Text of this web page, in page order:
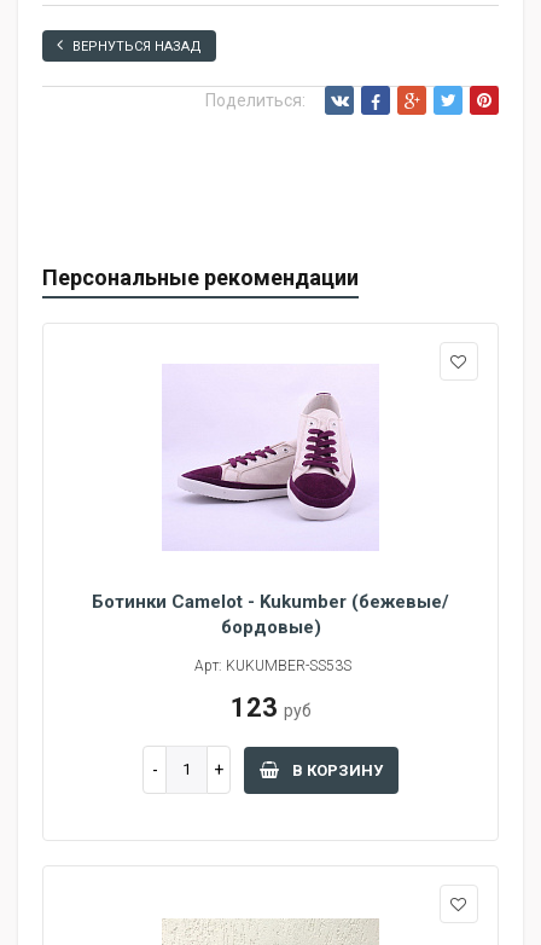
ВЕРНУТЬСЯ НАЗАД
Поделиться:
Персональные рекомендации
Ботинки Camelot - Kukumber (бежевые/
бордовые)
Арт: KUKUMBER-SS53S
123 руб
В КОРЗИНУ